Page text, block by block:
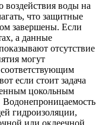
воздействия воды на
что защитные
завершены. Если
а данные
отсутствие
могут
если стоит задача
цокольным
Водонепроницаемость
гидроизоляции,